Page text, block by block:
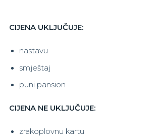
CIJENA UKLJUČUJE:
nastavu
smještaj
puni pansion
CIJENA NE UKLJUČUJE:
zrakoplovnu kartu